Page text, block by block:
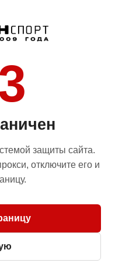
защиты сайта.
отключите его и